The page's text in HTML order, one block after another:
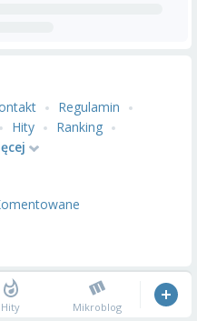
Regulamin
Hity
Ranking
Hity Mikroblog